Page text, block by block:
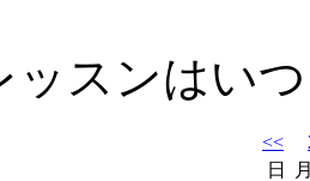
ッスンはい
<<
日